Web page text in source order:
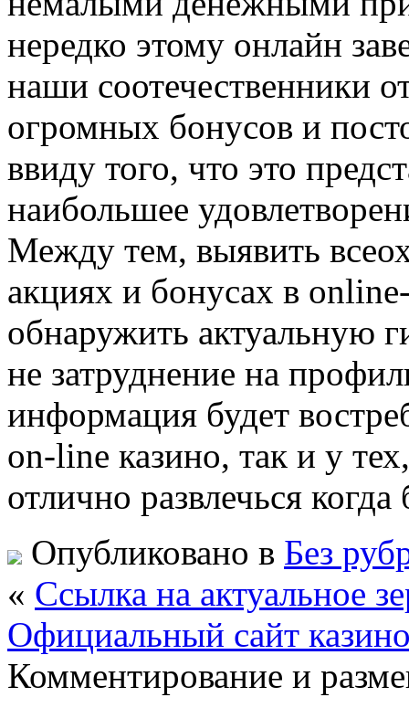
нередко этому онлайн
наши соотечественники
огромных бонусов и
ввиду того, что это
наибольшее
Между тем, выявить
акциях и бонусах в
обнаружить актуальную
не затруднение на
информация будет
on-line казино, так и у
отлично развлечься
Опубликовано в Без
« Ссылка на актуальное
Официальный сайт
Комментирование и